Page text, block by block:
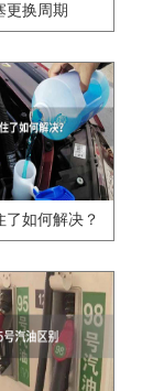
更换周期
了如何解决？